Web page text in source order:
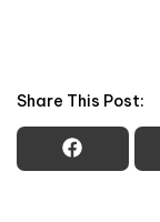
Share This Post: